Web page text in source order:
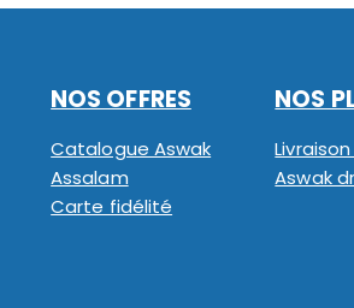
NOS OFFRES
Catalogue Aswak
Assalam
Carte fidélité
NOS
Aswak